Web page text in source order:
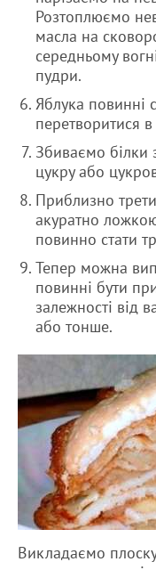
Розтоплюємо
масла на
середньому
пудри.
Яблука повинні
перетворитися
Збиваємо
цукру або
Приблизно
акуратно
повинно стати
Тепер можна
повинні бути
залежності від
або тонше.
Викладаємо